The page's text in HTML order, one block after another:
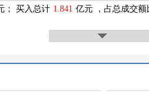
； 买入总计 1.841 亿元 ，占总成交